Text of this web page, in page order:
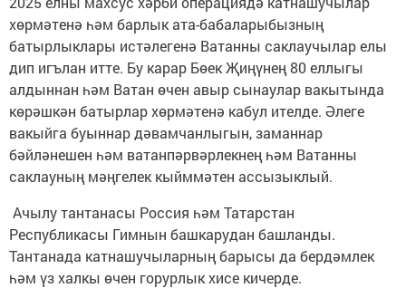
хөрмәтенә һәм барлык ата-бабаларыбызның
батырлыклары истәлегенә Ватанны саклаучылар елы
дип игълан итте. Бу карар Бөек Җиңүнең 80 еллыгы
алдыннан һәм Ватан өчен авыр сынаулар вакытында
көрәшкән батырлар хөрмәтенә кабул ителде. Әлеге
вакыйга буыннар дәвамчанлыгын, заманнар
бәйләнешен һәм ватанпәрвәрлекнең һәм Ватанны
саклауның мәңгелек кыйммәтен ассызыклый.
Ачылу тантанасы Россия һәм Татарстан
Республикасы Гимнын башкарудан башланды.
Тантанада катнашучыларның барысы да бердәмлек
һәм үз халкы өчен горурлык хисе кичерде.